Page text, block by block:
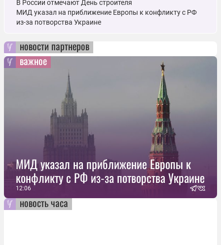
В России отмечают День строителя
МИД указал на приближение Европы к конфликту с РФ
из-за потворства Украине
новости партнеров
важное
МИД указал на приближение Европы к
конфликту с РФ из-за потворства Украине
12:06
новость часа